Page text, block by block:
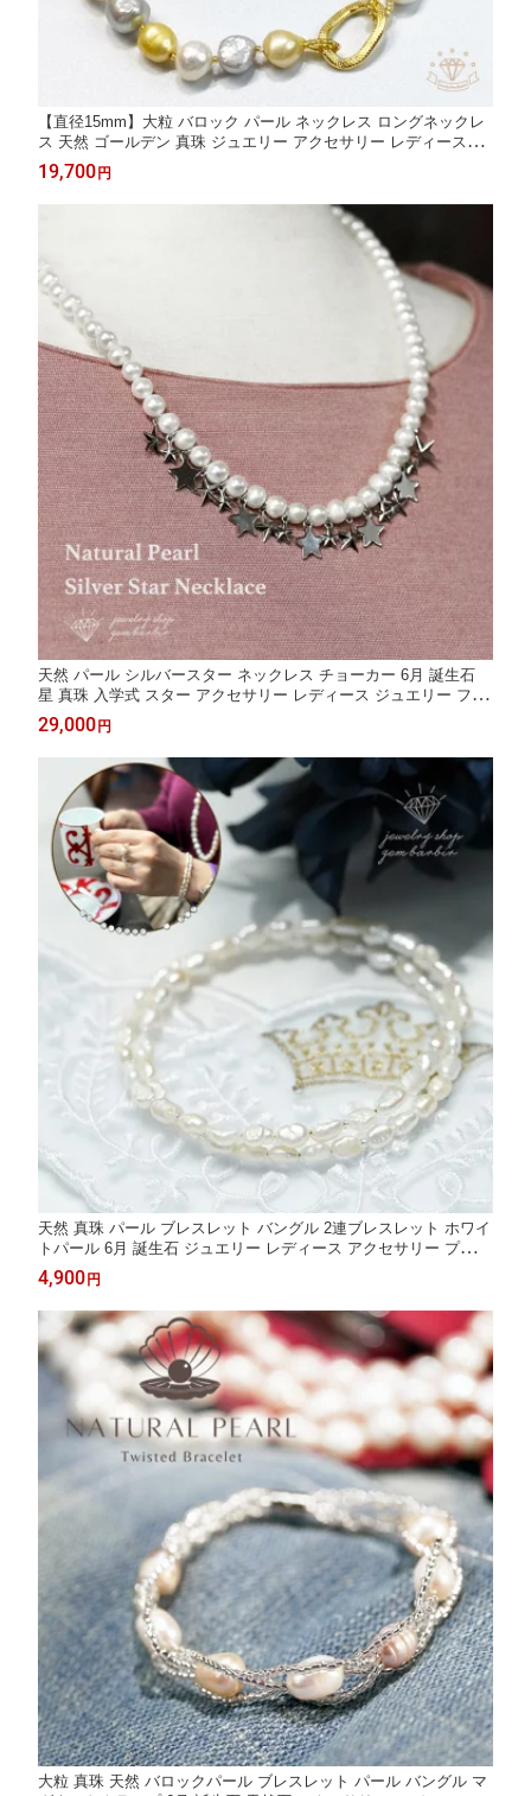
【直径15mm】大粒 バロック パール ネックレス ロングネックレ
ス 天然 ゴールデン 真珠 ジュエリー アクセサリー レディースジ
ュエリー プレゼント ファッション 品質保証 30代 40代 50代 60代
送料無料 ラッピング無料
19,700 円
天然 パール シルバースター ネックレス チョーカー 6月 誕生石
星 真珠 入学式 スター アクセサリー レディース ジュエリー ファ
ッション プレゼント 品質保証 30代 40代 50代 60代 送料無料 ラ
ッピング無料
29,000 円
天然 真珠 パール ブレスレット バングル 2連ブレスレット ホワイ
トパール 6月 誕生石 ジュエリー レディース アクセサリー プレゼ
ント ファッション 品質保証 30代 40代 50代 60代 ラッピング無料
4,900 円
大粒 真珠 天然 バロックパール ブレスレット パール バングル マ